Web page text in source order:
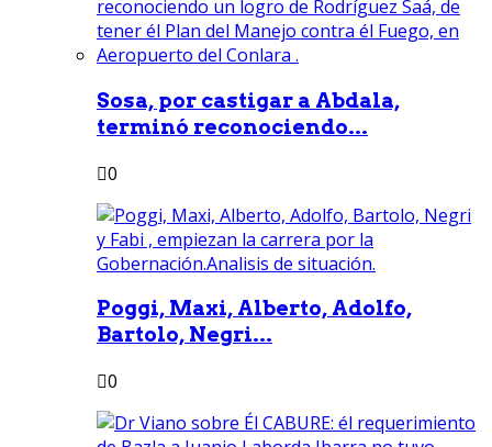
Sosa, por castigar a Abdala,
terminó reconociendo...
0
Poggi, Maxi, Alberto, Adolfo,
Bartolo, Negri...
0